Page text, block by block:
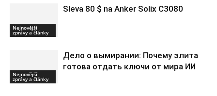
Nejnovější
zprávy a články
Sleva 80 $ na Anker Solix C3080
Nejnovější
zprávy a články
Дело о вымирании: Почему элита
готова отдать ключи от мира ИИ